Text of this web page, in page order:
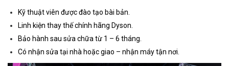
Kỹ thuật viên được đào tạo bài bản.
Linh kiện thay thế chính hãng Dyson.
Bảo hành sau sửa chữa từ 1 – 6 tháng.
Có nhận sửa tại nhà hoặc giao – nhận máy tận nơi.